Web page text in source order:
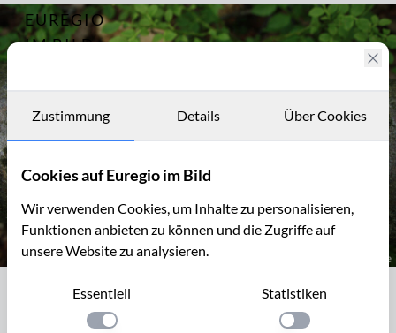
EUREGIO
IM BILD
Archiv
Kontakt
Archiv 8063
Fraßspuren eines Bibers
Zustimmung Details Über Cookies
Cookies auf Euregio im Bild
Wir verwenden Cookies, um Inhalte zu personalisieren,
Funktionen anbieten zu können und die Zugriffe auf
unsere Website zu analysieren.
Essentiell
Einstellung anwenden
Statistiken
Einstellung